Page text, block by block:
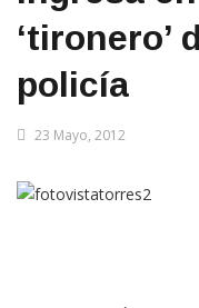
‘tironero’
policía
23 Mayo, 2012